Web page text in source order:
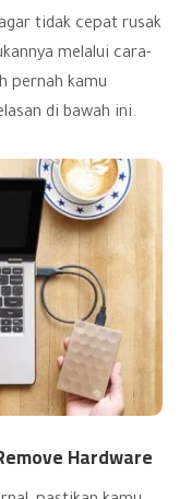
tidak cepat rusak
melalui cara-
pernah kamu
di bawah ini.
Hardware